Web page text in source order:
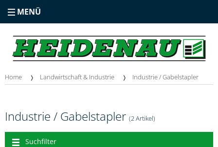
MENÜ
Home Landwirtschaft & Industrie Industrie / Gabelstapler
Industrie / Gabelstapler (2 Artikel)
Suchfilter